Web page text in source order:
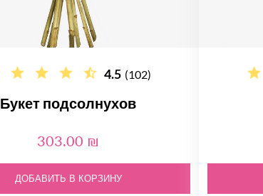
4.5 (102)
Букет подсолнухов
303.00 ₪
ДОБАВИТЬ В КОРЗИНУ